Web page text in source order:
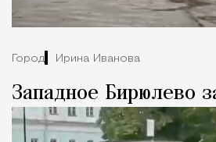
Город Ирина Иванова
Западное Бирюлево